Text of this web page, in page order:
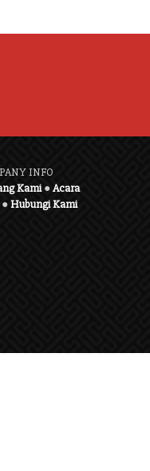
INFO
Kami●Acara
●Hubungi Kami